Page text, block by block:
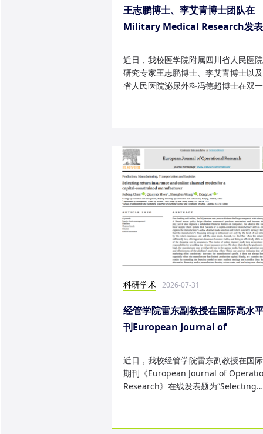
王志鹏博士、李艾青博士团队在
Military Medical Research发
近日，我校医学院附属四川省人民医
研究专家王志鹏博士、李艾青博士以
省人民医院泌尿外科冯德超博士在双
科研学术 2026-07-31
经管学院雷东副教授在国际高水
刊European Journal of
果
近日，我校经管学院雷东副教授在国
期刊《European Journal of
Research》在线发表题为“Selecting